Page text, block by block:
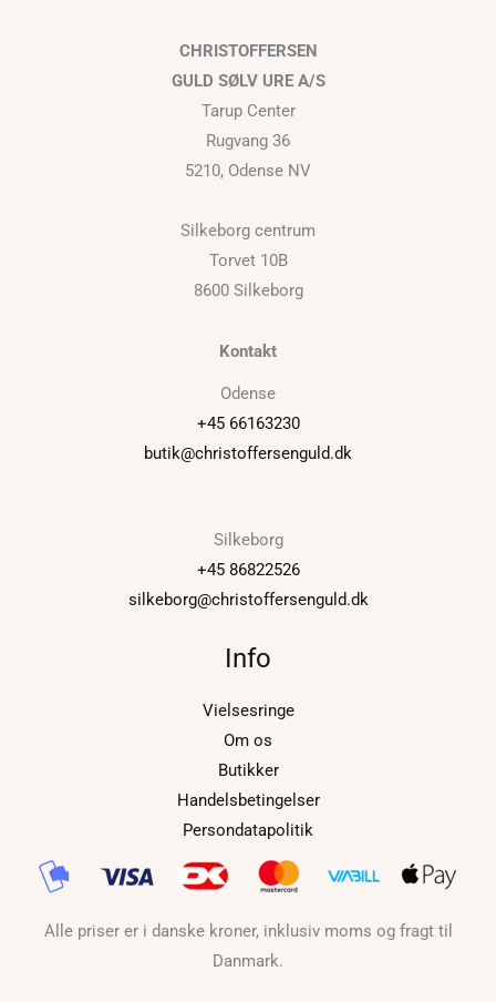
CHRISTOFFERSEN
GULD SØLV URE A/S
Tarup Center
Rugvang 36
5210, Odense NV
Silkeborg centrum
Torvet 10B
8600 Silkeborg
Kontakt
Odense
+45 66163230
butik@christoffersenguld.dk
Silkeborg
+45 86822526
silkeborg@christoffersenguld.dk
Info
Vielsesringe
Om os
Butikker
Handelsbetingelser
Persondatapolitik
Alle priser er i danske kroner, inklusiv moms og fragt til
Danmark.